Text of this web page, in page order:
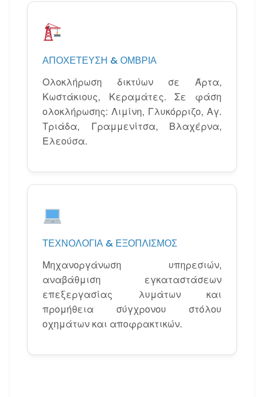
ΑΠΟΧΈΤΕΥΣΗ & ΌΜΒΡΙΑ
Ολοκλήρωση δικτύων σε Άρτα,
Κωστάκιους, Κεραμάτες. Σε φάση
ολοκλήρωσης: Λιμίνη, Γλυκόρριζο, Αγ.
Τριάδα, Γραμμενίτσα, Βλαχέρνα,
Ελεούσα.
ΤΕΧΝΟΛΟΓΊΑ & ΕΞΟΠΛΙΣΜΌΣ
Μηχανοργάνωση υπηρεσιών,
αναβάθμιση εγκαταστάσεων
επεξεργασίας λυμάτων και
προμήθεια σύγχρονου στόλου
οχημάτων και αποφρακτικών.